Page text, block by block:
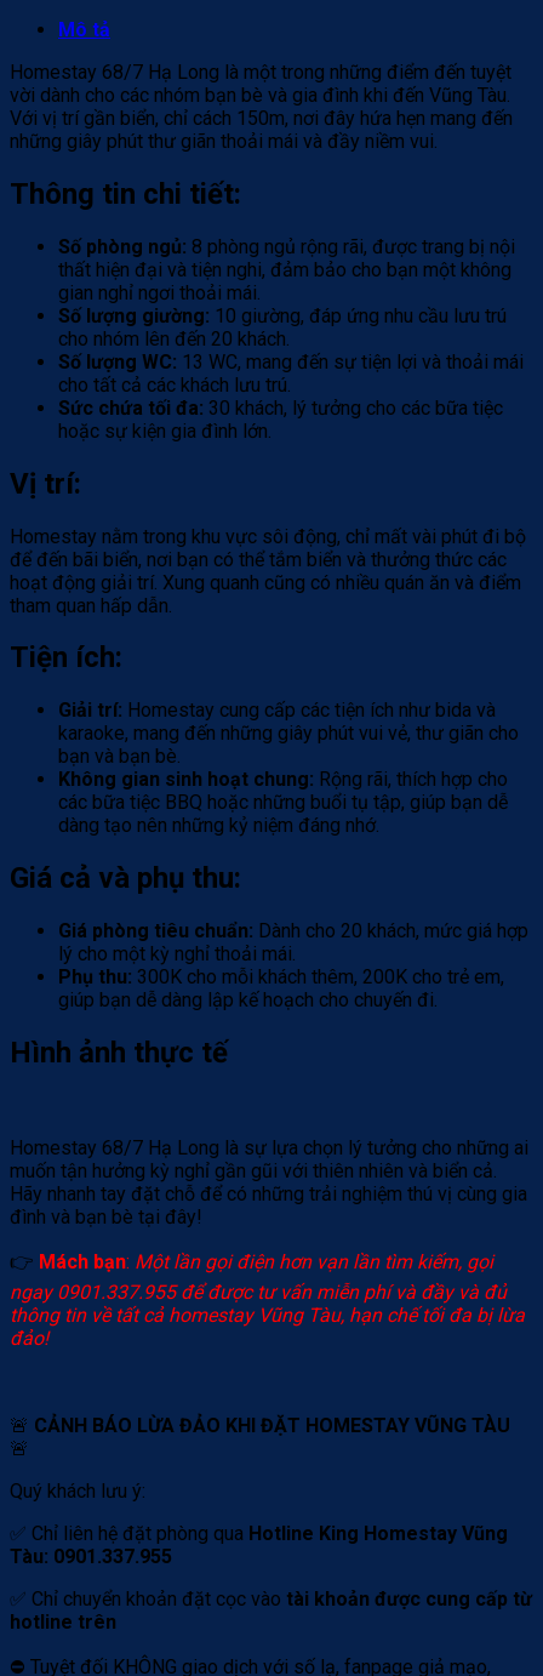
Mô tả
Homestay 68/7 Hạ Long là một trong những điểm đến tuyệt
vời dành cho các nhóm bạn bè và gia đình khi đến Vũng Tàu.
Với vị trí gần biển, chỉ cách 150m, nơi đây hứa hẹn mang đến
những giây phút thư giãn thoải mái và đầy niềm vui.
Thông tin chi tiết:
Số phòng ngủ: 8 phòng ngủ rộng rãi, được trang bị nội
thất hiện đại và tiện nghi, đảm bảo cho bạn một không
gian nghỉ ngơi thoải mái.
Số lượng giường: 10 giường, đáp ứng nhu cầu lưu trú
cho nhóm lên đến 20 khách.
Số lượng WC: 13 WC, mang đến sự tiện lợi và thoải mái
cho tất cả các khách lưu trú.
Sức chứa tối đa: 30 khách, lý tưởng cho các bữa tiệc
hoặc sự kiện gia đình lớn.
Vị trí:
Homestay nằm trong khu vực sôi động, chỉ mất vài phút đi bộ
để đến bãi biển, nơi bạn có thể tắm biển và thưởng thức các
hoạt động giải trí. Xung quanh cũng có nhiều quán ăn và điểm
tham quan hấp dẫn.
Tiện ích:
Giải trí: Homestay cung cấp các tiện ích như bida và
karaoke, mang đến những giây phút vui vẻ, thư giãn cho
bạn và bạn bè.
Không gian sinh hoạt chung: Rộng rãi, thích hợp cho
các bữa tiệc BBQ hoặc những buổi tụ tập, giúp bạn dễ
dàng tạo nên những kỷ niệm đáng nhớ.
Giá cả và phụ thu:
Giá phòng tiêu chuẩn: Dành cho 20 khách, mức giá hợp
lý cho một kỳ nghỉ thoải mái.
Phụ thu: 300K cho mỗi khách thêm, 200K cho trẻ em,
giúp bạn dễ dàng lập kế hoạch cho chuyến đi.
Hình ảnh thực tế
Homestay 68/7 Hạ Long là sự lựa chọn lý tưởng cho những ai
muốn tận hưởng kỳ nghỉ gần gũi với thiên nhiên và biển cả.
Hãy nhanh tay đặt chỗ để có những trải nghiệm thú vị cùng gia
đình và bạn bè tại đây!
👉 Mách bạn: Một lần gọi điện hơn vạn lần tìm kiếm, gọi
ngay 0901.337.955 để được tư vấn miễn phí và đầy và đủ
thông tin về tất cả homestay Vũng Tàu, hạn chế tối đa bị lừa
đảo!
🚨 CẢNH BÁO LỪA ĐẢO KHI ĐẶT HOMESTAY VŨNG TÀU
🚨
Quý khách lưu ý:
✅ Chỉ liên hệ đặt phòng qua Hotline King Homestay Vũng
Tàu: 0901.337.955
✅ Chỉ chuyển khoản đặt cọc vào tài khoản được cung cấp từ
hotline trên
⛔️ Tuyệt đối KHÔNG giao dịch với số lạ, fanpage giả mạo,